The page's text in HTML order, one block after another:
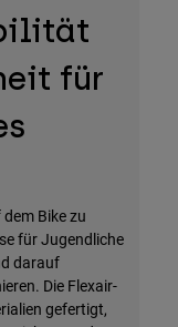
für
Bike zu
für Jugendliche
darauf
Die Flexair-
gefertigt,